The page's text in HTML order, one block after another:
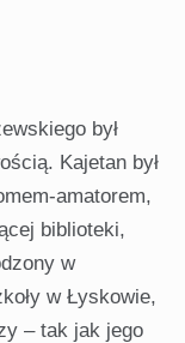
był
Kajetan był
amatorem,
biblioteki,
w
w Łyskowie,
– tak jak jego